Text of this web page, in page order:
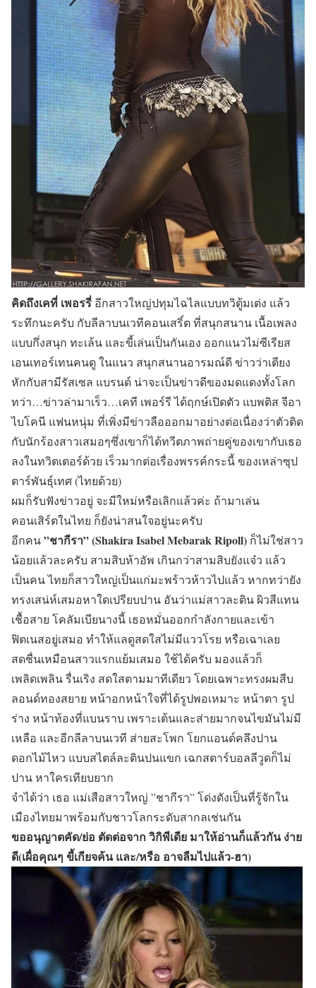
คิดถึงเคที่ เพอรรี่ อีกสาวใหญ่ปทุมไฉไลแบบทวิตู้มเต่ง แล้ว
ระทึกนะครับ กับลีลาบนเวทีคอนเสริ์ต ที่สนุกสนาน เนื้อเพลง
แบบกึ่งสนุก ทะเล้น และขี้เล่นเป็นกันเอง ออกแนวไม่ซีเรียส
เอนเทอร์เทนคนดู ในแนว สนุกสนานอารมณ์ดี ข่าวว่าเตียง
หักกับสามีรัสเซล แบรนด์ น่าจะเป็นข่าวดีของมดแดงทั้งโลก
ทว่า…ข่าวล่ามาเร็ว…เคที เพอร์รี ได้ฤกษ์เปิดตัว แบพติส จีอา
ไบโคนี แฟนหนุ่ม ที่เพิ่งมีข่าวลือออกมาอย่างต่อเนื่องว่าตัวติด
กับนักร้องสาวเสมอๆซึ่งเขาก็ได้ทวีตภาพถ่ายคู่ของเขากับเธอ
ลงในทวิตเตอร์ด้วย เร็วมากต่อเรื่องพรรค์กระนี้ ของเหล่าซุป
ตาร์พันธุ์เทศ (ไทยด้วย)
ผมก็รับฟังข่าวอยู่ จะมีใหม่หรือเลิกแล้วค่ะ ถ้ามาเล่น
คอนเสิร์ตในไทย ก็ยังน่าสนใจอยู่นะครับ
อีกคน”ชากีรา” (Shakira Isabel Mebarak Ripoll) ก็ไม่ใช่สาว
น้อยแล้วละครับ สามสิบห้าอัพ เกินกว่าสามสิบยังแจ๋ว แล้ว
เป็นคน ไทยก็สาวใหญ่เป็นแก่มะพร้าวห้าวไปแล้ว หากทว่ายัง
ทรงเสน่ห์เสมอหาใดเปรียบปาน อันว่าแม่สาวละติน ผิวสีแทน
เชื้อสาย โคลัมเบียนางนี้ เธอหมั่นออกกำลังกายและเข้า
ฟิตเนสอยู่เสมอ ทำให้แลดูสดใสไม่มีแววโรย หรือเฉาเลย
สดชื่นเหมือนสาวแรกแย้มเสมอ ใช้ได้ครับ มองแล้วก็
เพลิดเพลิน รื่นเริง สดใสตามมาทีเดียว โดยเฉพาะทรงผมสีบ
ลอนด์ทองสยาย หน้าอกหน้าใจที่ได้รูปพอเหมาะ หน้าตา รูป
ร่าง หน้าท้องที่แบนราบ เพราะเต้นและส่ายมากจนไขมันไม่มี
เหลือ และอีกลีลาบนเวที ส่ายสะโพก โยกแอนด์คลึงปาน
ดอกไม้ไหว แบบสไตล์ละตินปนแขก เฉกสตาร์บอลลีวูดก็ไม่
ปาน หาใครเทียบยาก
จำได้ว่า เธอ แม่เสือสาวใหญ่ ”ชากีรา” โด่งดังเป็นที่รู้จักใน
เมืองไทยมาพร้อมกับชาวโลกระดับสากลเช่นกัน
ขออนุญาตคัด/ย่อ ตัดต่อจาก วิกิพีเดีย มาให้อ่านก็แล้วกัน ง่าย
ดี(เผื่อคุณๆ ขี้เกียจค้น และ/หรือ อาจลืมไปแล้ว-ฮา)